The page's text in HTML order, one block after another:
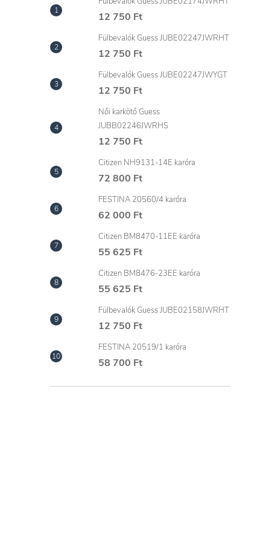
12 750 Ft
Fülbevalók Guess JUBE02247JWRHT
12 750 Ft
Fülbevalók Guess JUBE02247JWYGT
12 750 Ft
Női karkötő Guess
JUBB02246JWRHS
12 750 Ft
Citizen NH9131-14E karóra
72 800 Ft
FESTINA 20560/4 karóra
62 000 Ft
Citizen BM8470-11EE karóra
55 625 Ft
Citizen BM8476-23EE karóra
55 625 Ft
Fülbevalók Guess JUBE02158JWRHT
12 750 Ft
FESTINA 20519/1 karóra
58 700 Ft